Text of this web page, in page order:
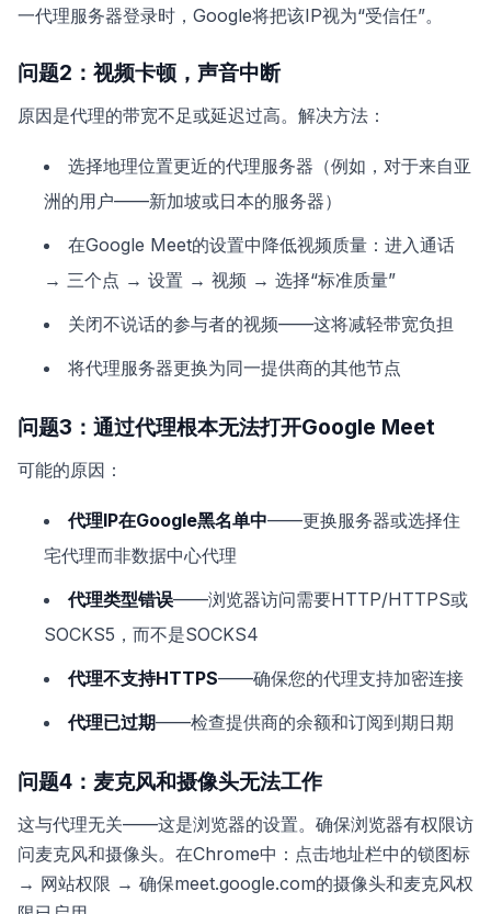
一代理服务器登录时，Google将把该IP视为“受信任”。
问题2：视频卡顿，声音中断
原因是代理的带宽不足或延迟过高。解决方法：
选择地理位置更近的代理服务器（例如，对于来自亚
洲的用户——新加坡或日本的服务器）
在Google Meet的设置中降低视频质量：进入通话
→ 三个点 → 设置 → 视频 → 选择“标准质量”
关闭不说话的参与者的视频——这将减轻带宽负担
将代理服务器更换为同一提供商的其他节点
问题3：通过代理根本无法打开Google Meet
可能的原因：
代理IP在Google黑名单中——更换服务器或选择住
宅代理而非数据中心代理
代理类型错误——浏览器访问需要HTTP/HTTPS或
SOCKS5，而不是SOCKS4
代理不支持HTTPS——确保您的代理支持加密连接
代理已过期——检查提供商的余额和订阅到期日期
问题4：麦克风和摄像头无法工作
这与代理无关——这是浏览器的设置。确保浏览器有权限访
问麦克风和摄像头。在Chrome中：点击地址栏中的锁图标
→ 网站权限 → 确保meet.google.com的摄像头和麦克风权